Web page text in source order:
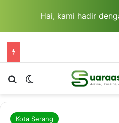
Hai, kami hadir
Cari berita...Switch skin
Kota Serang